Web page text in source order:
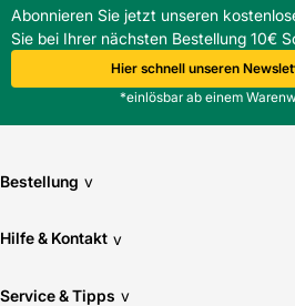
Abonnieren Sie jetzt unseren
Sie bei Ihrer nächsten Bestellung 10€
Hier schnell unseren
*einlösbar ab einem
Bestellung v
Hilfe & Kontakt v
Service & Tipps v